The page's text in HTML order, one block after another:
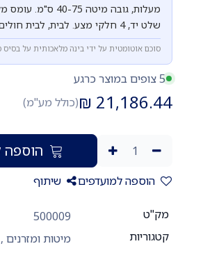
שלט יד, 4 חלקי מצע. לבית, לבית חולים ולמרכזים רפואיים.
סוכם אוטומטית על ידי בינה מלאכותית על
5 צופים במוצר כרגע
21,186.44
₪(כולל מע"מ)
הוספה
הוספה למועדפים שיתוף
מק"ט
500009
קטגוריות
מיטות ומזרנים,